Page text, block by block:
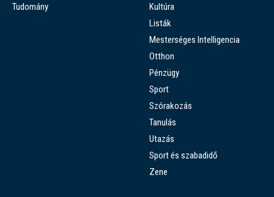
Tudomány
Kultúra
Listák
Mesterséges Intelligencia
Otthon
Pénzügy
Sport
Szórakozás
Tanulás
Utazás
Sport és szabadidő
Zene